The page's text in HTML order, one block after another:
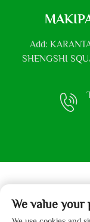
Add:
SHENGSHI
We value your